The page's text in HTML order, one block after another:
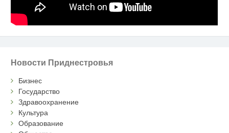
Новости Приднестровья
Бизнес
Государство
Здравоохранение
Культура
Образование